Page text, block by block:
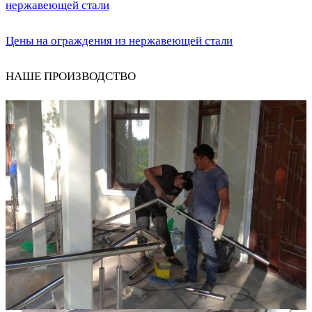
записям
запись:
нержавеющей стали
Цены на ограждения из нержавеющей стали
НАШЕ ПРОИЗВОДСТВО